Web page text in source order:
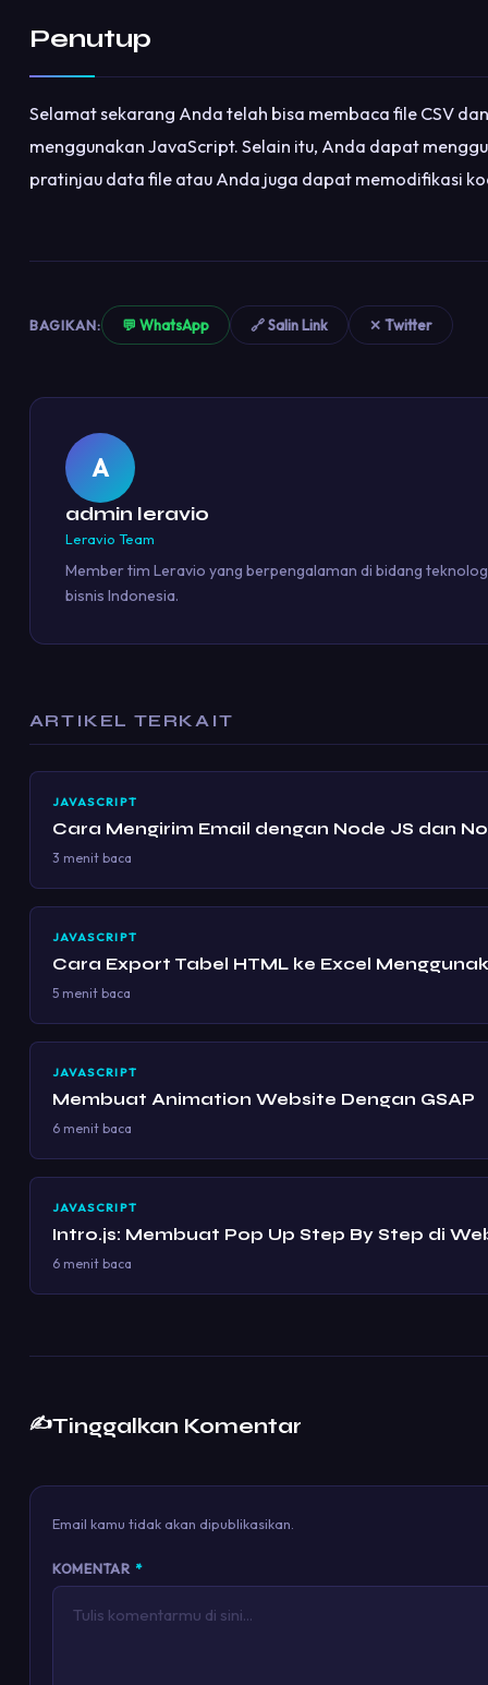
Penutup
Selamat sekarang Anda telah bisa membaca file CSV
menggunakan JavaScript. Selain itu, Anda dapat
pratinjau data file atau Anda juga dapat memodifikasi
BAGIKAN: 💬 WhatsApp 🔗 Salin Link ✕ Twitter
A
admin leravio
Leravio Team
Member tim Leravio yang berpengalaman di bidang
bisnis Indonesia.
ARTIKEL TERKAIT
JAVASCRIPT
Cara Mengirim Email dengan Node JS dan
3 menit baca
JAVASCRIPT
Cara Export Tabel HTML ke Excel
5 menit baca
JAVASCRIPT
Membuat Animation Website Dengan GSAP
6 menit baca
JAVASCRIPT
Intro.js: Membuat Pop Up Step By Step di
6 menit baca
✍️Tinggalkan Komentar
Email kamu tidak akan dipublikasikan.
KOMENTAR *